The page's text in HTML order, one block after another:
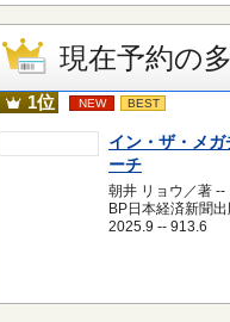
現在予約の
1位 NEW BEST
イン・ザ・メガ
ーチ
朝井 リョウ／著 --
BP日本経済新聞
2025.9 -- 913.6